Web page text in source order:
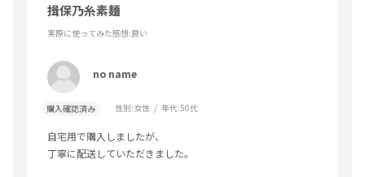
揖保乃糸素麺
実際に使ってみた感想:良い
no name
購入確認済み 性別:女性 年代:50代
自宅用で購入しましたが、
丁寧に配送していただきました。